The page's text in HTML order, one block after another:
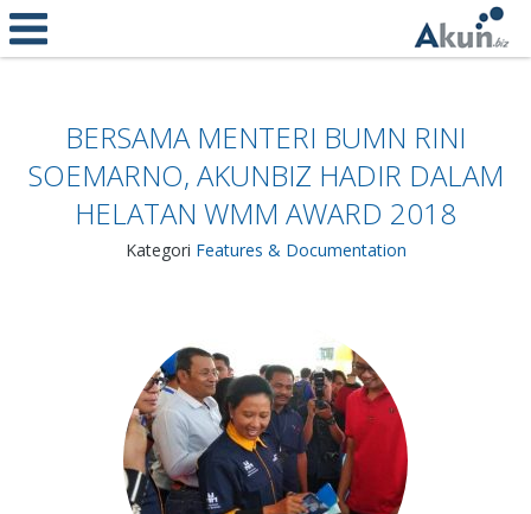
BERSAMA MENTERI BUMN RINI
SOEMARNO, AKUNBIZ HADIR DALAM
HELATAN WMM AWARD 2018
Kategori Features & Documentation